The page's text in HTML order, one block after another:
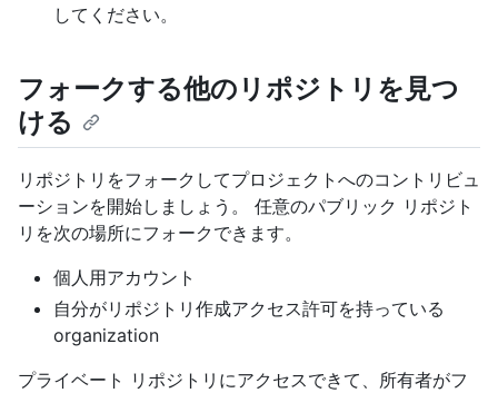
してください。
フォークする他のリポジトリを見つ
ける
リポジトリをフォークしてプロジェクトへのコントリビュ
ーションを開始しましょう。 任意のパブリック リポジト
リを次の場所にフォークできます。
個人用アカウント
自分がリポジトリ作成アクセス許可を持っている
organization
プライベート リポジトリにアクセスできて、所有者がフ